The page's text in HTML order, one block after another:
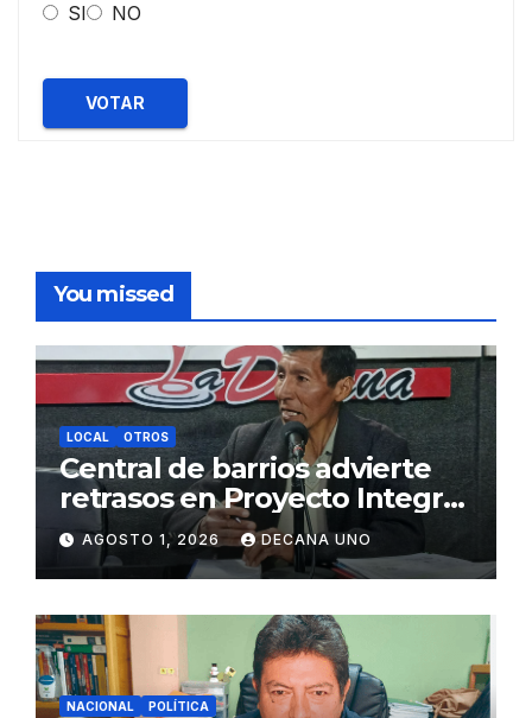
SI NO
VOTAR
You missed
LOCAL OTROS
Central de barrios advierte
retrasos en Proyecto Integral
de Agua y Alcantarillado para
Juliaca
AGOSTO 1, 2026 DECANA UNO
NACIONAL POLÍTICA